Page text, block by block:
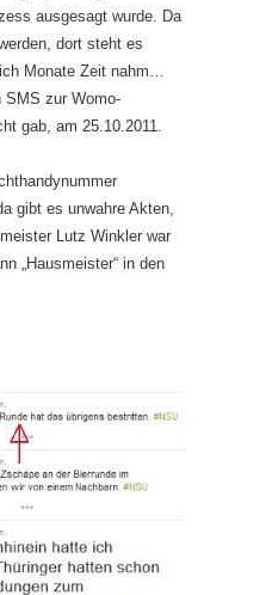
ausgesagt wurde. Da
dort steht es
Monate Zeit nahm…
SMS zur Womo-
gab, am 25.10.2011.
gibt es unwahre Akten,
Lutz Winkler war
„Hausmeister“ in den